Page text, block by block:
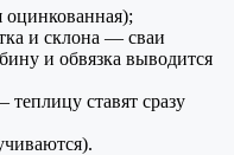
оцинкованная);
и склона — сваи
и обвязка выводится
ставят сразу